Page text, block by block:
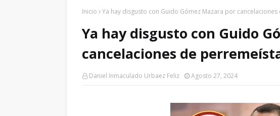
Inicio Ya hay disgusto con Guido Gómez Mazara por
Ya hay disgusto con Guido
cancelaciones de
Daniel Inmaculado Urbaez Feliz Agosto 27, 2024